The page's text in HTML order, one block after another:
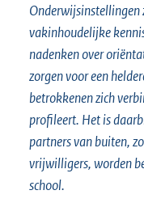
Onderwijsinstellingen
vakinhoudelijke
nadenken over
zorgen voor een
betrokkenen zich
profileert. Het is
partners van buiten,
vrijwilligers, worden
school.